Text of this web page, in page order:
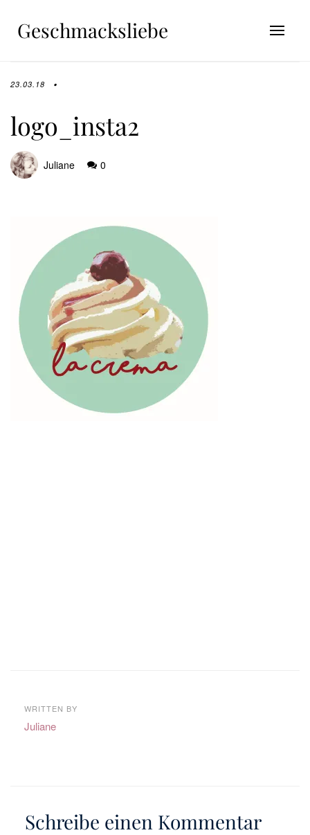
Geschmacksliebe
23.03.18
logo_insta2
Juliane 0
WRITTEN BY
Juliane
Schreibe einen Kommentar